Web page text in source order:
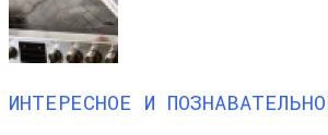
ИНТЕРЕСНОЕ И